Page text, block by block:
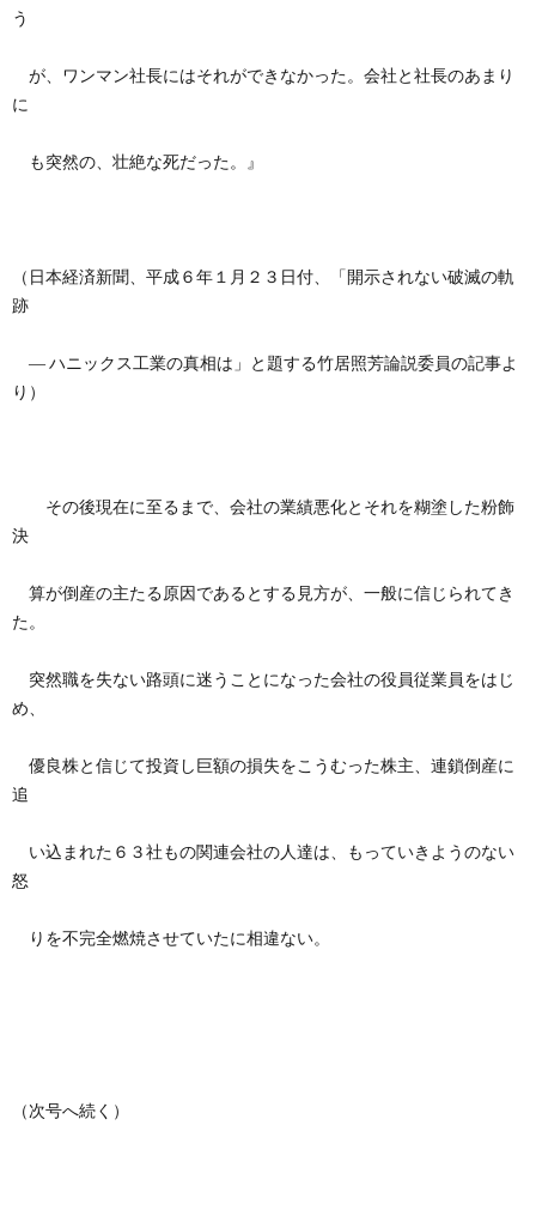
う
が、ワンマン社長にはそれができなかった。会社と社長のあまり
に
も突然の、壮絶な死だった。』
（日本経済新聞、平成６年１月２３日付、「開示されない破滅の軌
跡
― ハニックス工業の真相は」と題する竹居照芳論説委員の記事よ
り）
その後現在に至るまで、会社の業績悪化とそれを糊塗した粉飾
決
算が倒産の主たる原因であるとする見方が、一般に信じられてき
た。
突然職を失ない路頭に迷うことになった会社の役員従業員をはじ
め、
優良株と信じて投資し巨額の損失をこうむった株主、連鎖倒産に
追
い込まれた６３社もの関連会社の人達は、もっていきようのない
怒
りを不完全燃焼させていたに相違ない。
（次号へ続く）